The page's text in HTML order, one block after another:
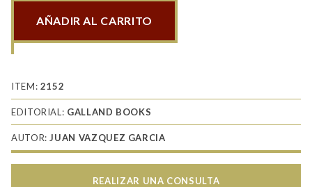
batalla
las
Ardenas
AÑADIR AL CARRITO
ITEM: 2152
EDITORIAL: GALLAND BOOKS
AUTOR:JUAN VAZQUEZ GARCIA
REALIZAR UNA CONSULTA